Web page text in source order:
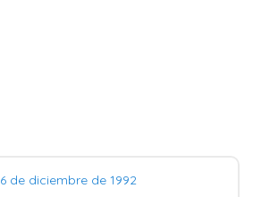
6 de diciembre de 1992